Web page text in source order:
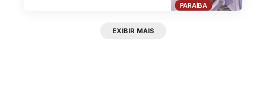
PARAÍBA
EXIBIR MAIS